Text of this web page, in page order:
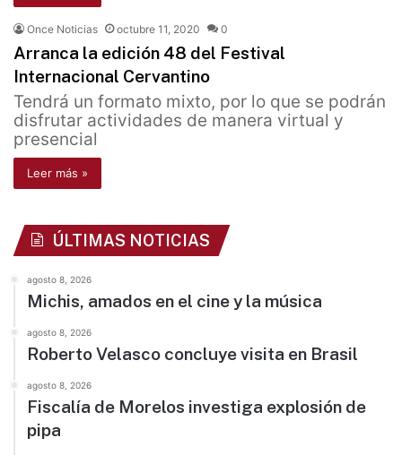
Once Noticias octubre 11, 2020 0
Arranca la edición 48 del Festival
Internacional Cervantino
Tendrá un formato mixto, por lo que se podrán
disfrutar actividades de manera virtual y
presencial
Leer más »
ÚLTIMAS NOTICIAS
agosto 8, 2026
Michis, amados en el cine y la música
agosto 8, 2026
Roberto Velasco concluye visita en Brasil
agosto 8, 2026
Fiscalía de Morelos investiga explosión de
pipa